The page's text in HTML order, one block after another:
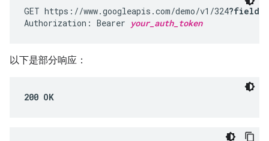
GET https://www.googleapis.com/demo/v1/324
Authorization: Bearer your_auth_token
以下是部分响应：
200 OK